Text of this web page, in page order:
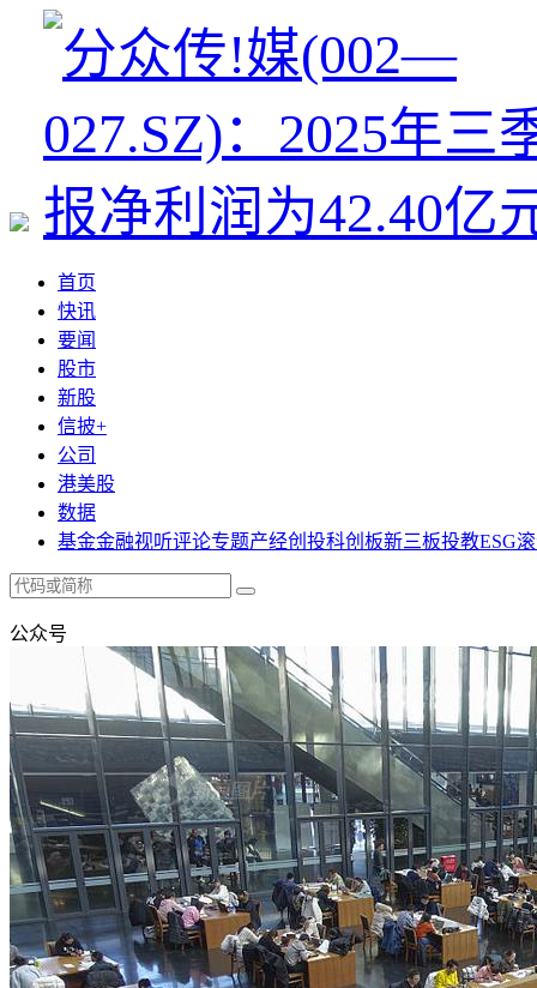
首页
快讯
要闻
股市
新股
信披+
公司
港美股
数据
基金金融视听评论专题产经创投科创板新三板投教ESG
公众号